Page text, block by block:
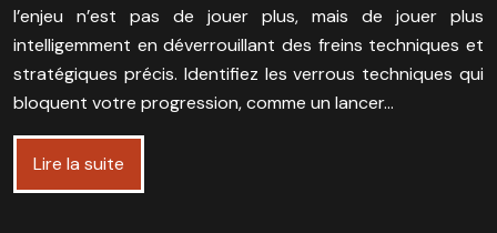
l’enjeu n’est pas de jouer plus, mais de jouer plus
intelligemment en déverrouillant des freins techniques et
stratégiques précis. Identifiez les verrous techniques qui
bloquent votre progression, comme un lancer…
Lire la suite